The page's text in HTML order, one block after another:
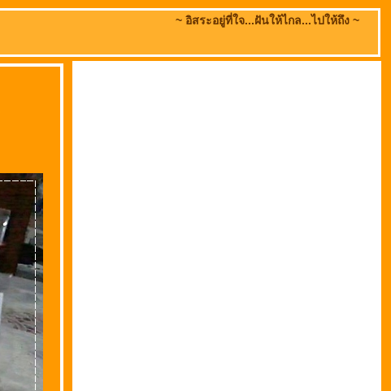
~ อิสระอยู่ที่ใจ...ฝันให้ไกล...ไปให้ถึง ~